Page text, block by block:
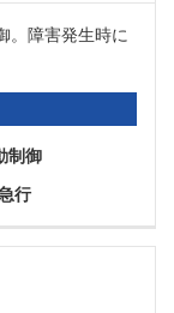
。障害発生時に
制御
行